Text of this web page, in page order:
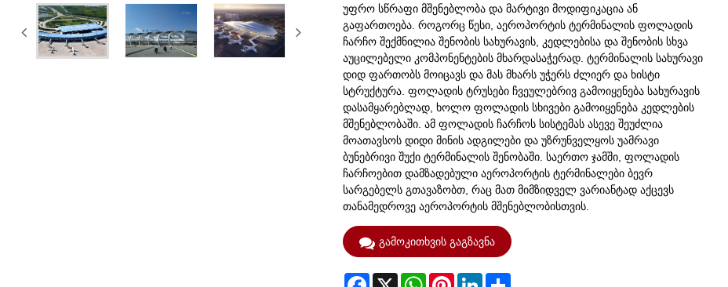
უფრო სწრაფი მშენებლობა და მარტივი მოდიფიკაცია ან
გაფართოება. როგორც წესი, აეროპორტის ტერმინალის ფოლადის
ჩარჩო შექმნილია შენობის სახურავის, კედლებისა და შენობის სხვა
აუცილებელი კომპონენტების მხარდასაჭერად. ტერმინალის სახურავი
დიდ ფართობს მოიცავს და მას მხარს უჭერს ძლიერ და ხისტი
სტრუქტურა. ფოლადის ტრუსები ჩვეულებრივ გამოიყენება სახურავის
დასამყარებლად, ხოლო ფოლადის სხივები გამოიყენება კედლების
მშენებლობაში. ამ ფოლადის ჩარჩოს სისტემას ასევე შეუძლია
მოათავსოს დიდი მინის ადგილები და უზრუნველყოს უამრავი
ბუნებრივი შუქი ტერმინალის შენობაში. საერთო ჯამში, ფოლადის
ჩარჩოებით დამზადებული აეროპორტის ტერმინალები ბევრ
სარგებელს გთავაზობთ, რაც მათ მიმზიდველ ვარიანტად აქცევს
თანამედროვე აეროპორტის მშენებლობისთვის.
გამოკითხვის გაგზავნა
Facebook
X WhatsAppPinterestLinkedInShare